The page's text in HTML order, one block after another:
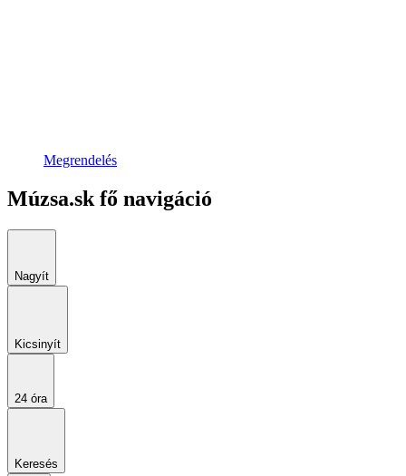
Megrendelés
Múzsa.sk fő navigáció
Nagyít
Kicsinyít
24 óra
Keresés